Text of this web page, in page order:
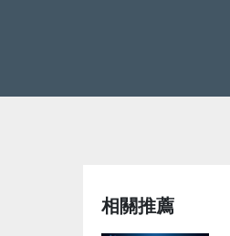
相關推薦